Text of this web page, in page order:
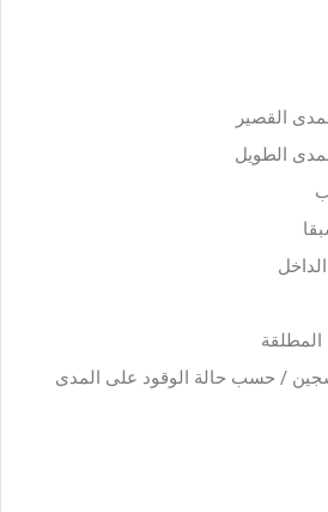
القصير
الطويل
/ حسب حالة الوقود على المدى